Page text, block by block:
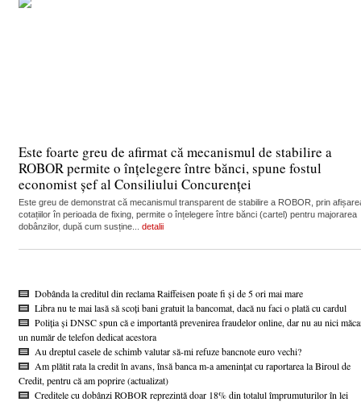
Este foarte greu de afirmat că mecanismul de stabilire a
ROBOR permite o înțelegere între bănci, spune fostul
economist șef al Consiliului Concurenței
Este greu de demonstrat că mecanismul transparent de stabilire a ROBOR, prin
cotațiilor în perioada de fixing, permite o înțelegere între bănci (cartel) pentru majorarea
dobânzilor, după cum susține... detalii
Dobânda la creditul din reclama Raiffeisen poate fi și de 5 ori mai mare
Libra nu te mai lasă să scoți bani gratuit la bancomat, dacă nu faci o plată cu cardul
Poliția și DNSC spun că e importantă prevenirea fraudelor online, dar nu au nici
un număr de telefon dedicat acestora
Au dreptul casele de schimb valutar să-mi refuze bancnote euro vechi?
Am plătit rata la credit în avans, însă banca m-a amenințat cu raportarea la Biroul de
Credit, pentru că am poprire (actualizat)
Creditele cu dobânzi ROBOR reprezintă doar 18% din totalul împrumuturilor în lei